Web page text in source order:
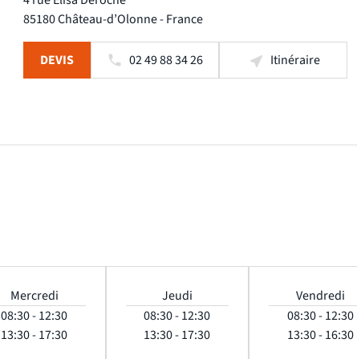
85180 Château-d’Olonne - France
DEVIS 02 49 88 34 26 Itinéraire
Mercredi
08:30 - 12:30
13:30 - 17:30
Jeudi
08:30 - 12:30
13:30 - 17:30
Vendredi
08:30 - 12:30
13:30 - 16:30